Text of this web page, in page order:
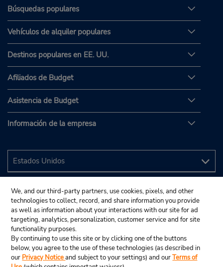
Búsquedas populares
Vehículos de alquiler populares
Destinos populares en EE. UU.
Afiliados de Budget
Asistencia de Budget
Información de la empresa
We, and our third-party partners, use cookies, pixels, and other
technologies to collect, record, and share information you provide
as well as information about your interactions with our site for ad
targeting, analytics, personalization, customer service and for site
functionality purposes.
By continuing to use this site or by clicking one of the buttons
below, you agree to the use of these technologies (as described in
our Privacy Noticeand subject to your settings) and ourTerms of